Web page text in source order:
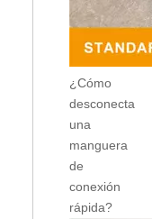
¿Cómo
desconecta
una
manguera
de
conexión
rápida?